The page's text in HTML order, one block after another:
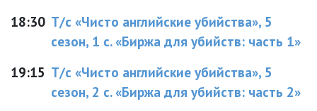
18:30 Т/с «Чисто английские убийства», 5
сезон, 1 с. «Биржа для убийств: часть 1»
19:15 Т/с «Чисто английские убийства», 5
сезон, 2 с. «Биржа для убийств: часть 2»